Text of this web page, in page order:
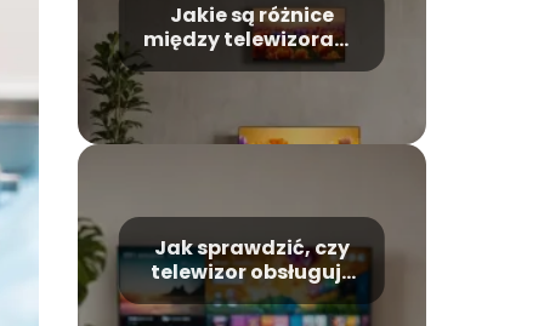
Jakie są różnice
między telewizorami
LED, OLED i QLED?
Jak sprawdzić, czy
telewizor obsługuje
technologię Dolby